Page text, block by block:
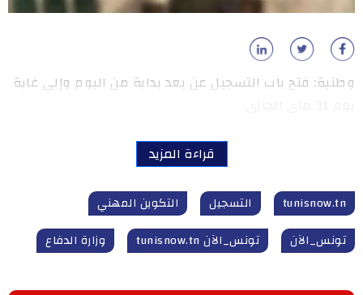
وطنية: فتح باب التسجيل عن بعد بداية من اليوم وإلى غاية
قراءة المزيد
tunisnow.tn التسجيل
التكوين المهني
تونس_الآن
تونس_الآن tunisnow.tn وزارة الدفاع